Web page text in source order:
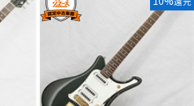
パーカッション
電子ピアノ